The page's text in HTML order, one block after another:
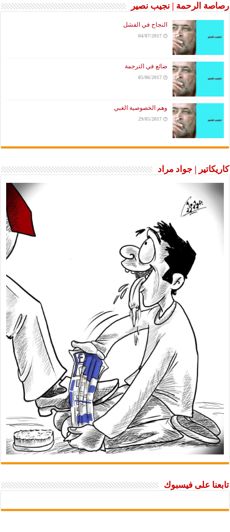
رصاصة الرحمة | نجيب نصير
النجاح في الفشل
04/07/2017
ضائع في الترجمة
05/06/2017
وهم الخصوصية الغبي
29/05/2017
كاريكاتير | جواد مراد
تابعنا على فيسبوك